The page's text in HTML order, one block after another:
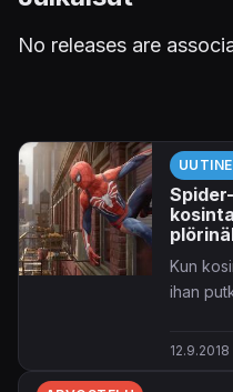
No releases are
Kun
ihan